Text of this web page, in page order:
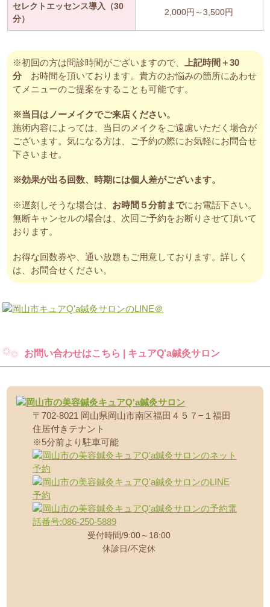
セレクトエッセンス導入（30
分）
2,000円～3,500円
※初回の方は問診時間がございますので、
上記時間＋30
分 お時間を頂いております。貴方のお悩みの箇所にあわせ
てメニューのご提案をすることも可能です。
※当日はノーメイクでご来店ください。
施術内容によっては、当日のメイクをご遠慮いただく場合が
ございます。気になる方は、ご予約の際にお気軽にお問合せ
下さいませ。
※効果が出る回数、時期には個人差がございます。
※遅刻しそうな場合は、 お時間５分前までにお電話下さい。
無断キャンセルの場合は、次回ご予約をお断りさせて頂いて
おります。
お得な回数券や、通い放題もご用意しております。詳しく
は、お問合せください。
お問い合わせはこちら | キュアQ'a鍼灸サロン
〒702-8021 岡山県岡山市南区福田４５７−１福田
住居付きテナント
※5分前より駐車可能
受付時間 9:00～18:00
休診日 不定休